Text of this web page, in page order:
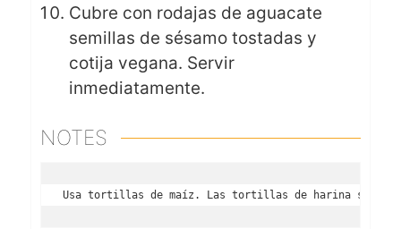
Cubre con rodajas de aguacate
semillas de sésamo tostadas y
cotija vegana. Servir
inmediatamente.
NOTES
Usa tortillas de maíz. Las tortillas de harina se